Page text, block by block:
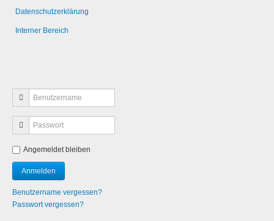
Datenschutzerklärung
Interner Bereich
Angemeldet bleiben
Benutzername vergessen?
Passwort vergessen?